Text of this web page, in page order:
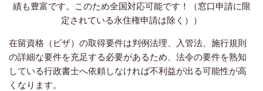
績も豊富です。このため全国対応可能です！（窓口申請に限
定されている永住権申請は除く））
在留資格（ビザ）の取得要件は判例法理、入管法、施行規則
の詳細な要件を充足する必要があるため、法令の要件を熟知
している行政書士へ依頼しなければ不利益が出る可能性が高
くなります。